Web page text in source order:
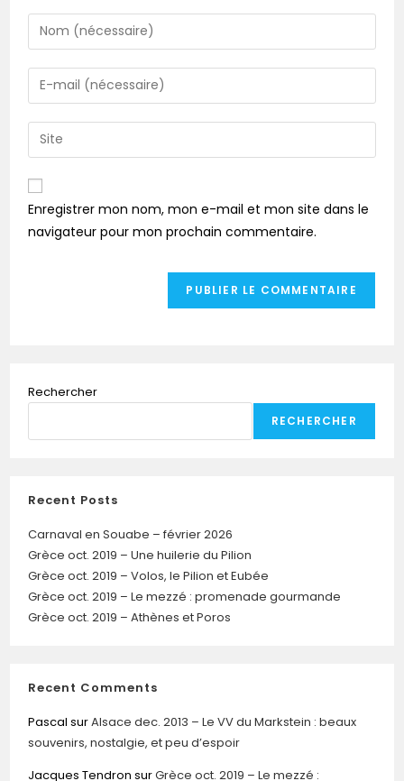
Enregistrer mon nom, mon e-mail et mon site dans le
navigateur pour mon prochain commentaire.
Rechercher
RECHERCHER
Recent Posts
Carnaval en Souabe – février 2026
Grèce oct. 2019 – Une huilerie du Pilion
Grèce oct. 2019 – Volos, le Pilion et Eubée
Grèce oct. 2019 – Le mezzé : promenade gourmande
Grèce oct. 2019 – Athènes et Poros
Recent Comments
Pascal surAlsace dec. 2013 – Le VV du Markstein : beaux
souvenirs, nostalgie, et peu d’espoir
Jacques Tendron surGrèce oct. 2019 – Le mezzé :